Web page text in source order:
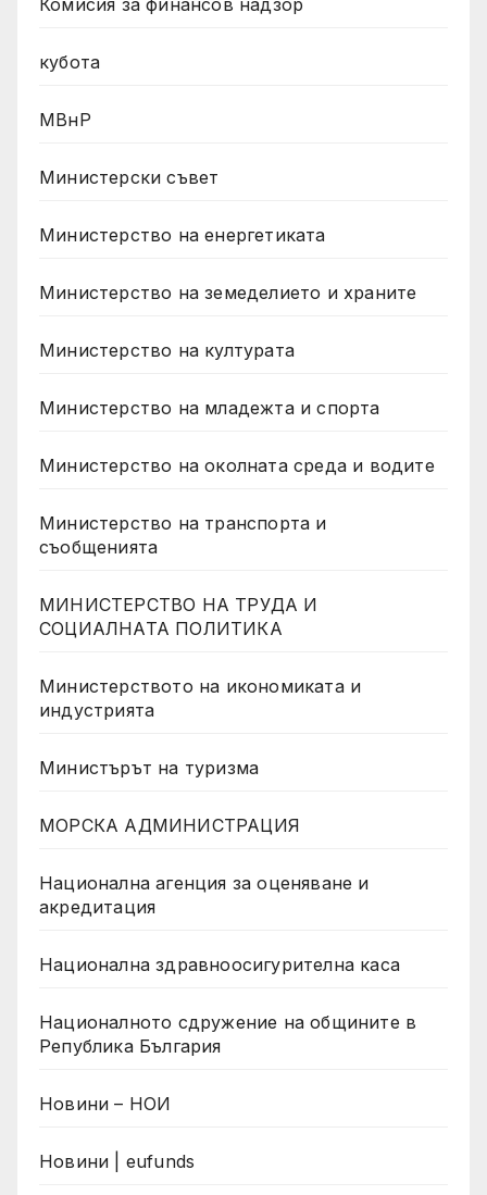
кубота
МВнР
Министерски съвет
Министерство на енергетиката
Министерство на земеделието и храните
Министерство на културата
Министерство на младежта и спорта
Министерство на околната среда и водите
Министерство на транспорта и
съобщенията
МИНИСТЕРСТВО НА ТРУДА И
СОЦИАЛНАТА ПОЛИТИКА
Министерството на икономиката и
индустрията
Министърът на туризма
МОРСКА АДМИНИСТРАЦИЯ
Национална агенция за оценяване и
акредитация
Национална здравноосигурителна каса
Националното сдружение на общините в
Република България
Новини – НОИ
Новини | eufunds